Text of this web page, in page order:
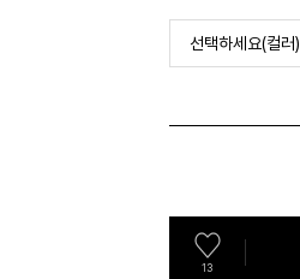
선택하세요(컬러)
13